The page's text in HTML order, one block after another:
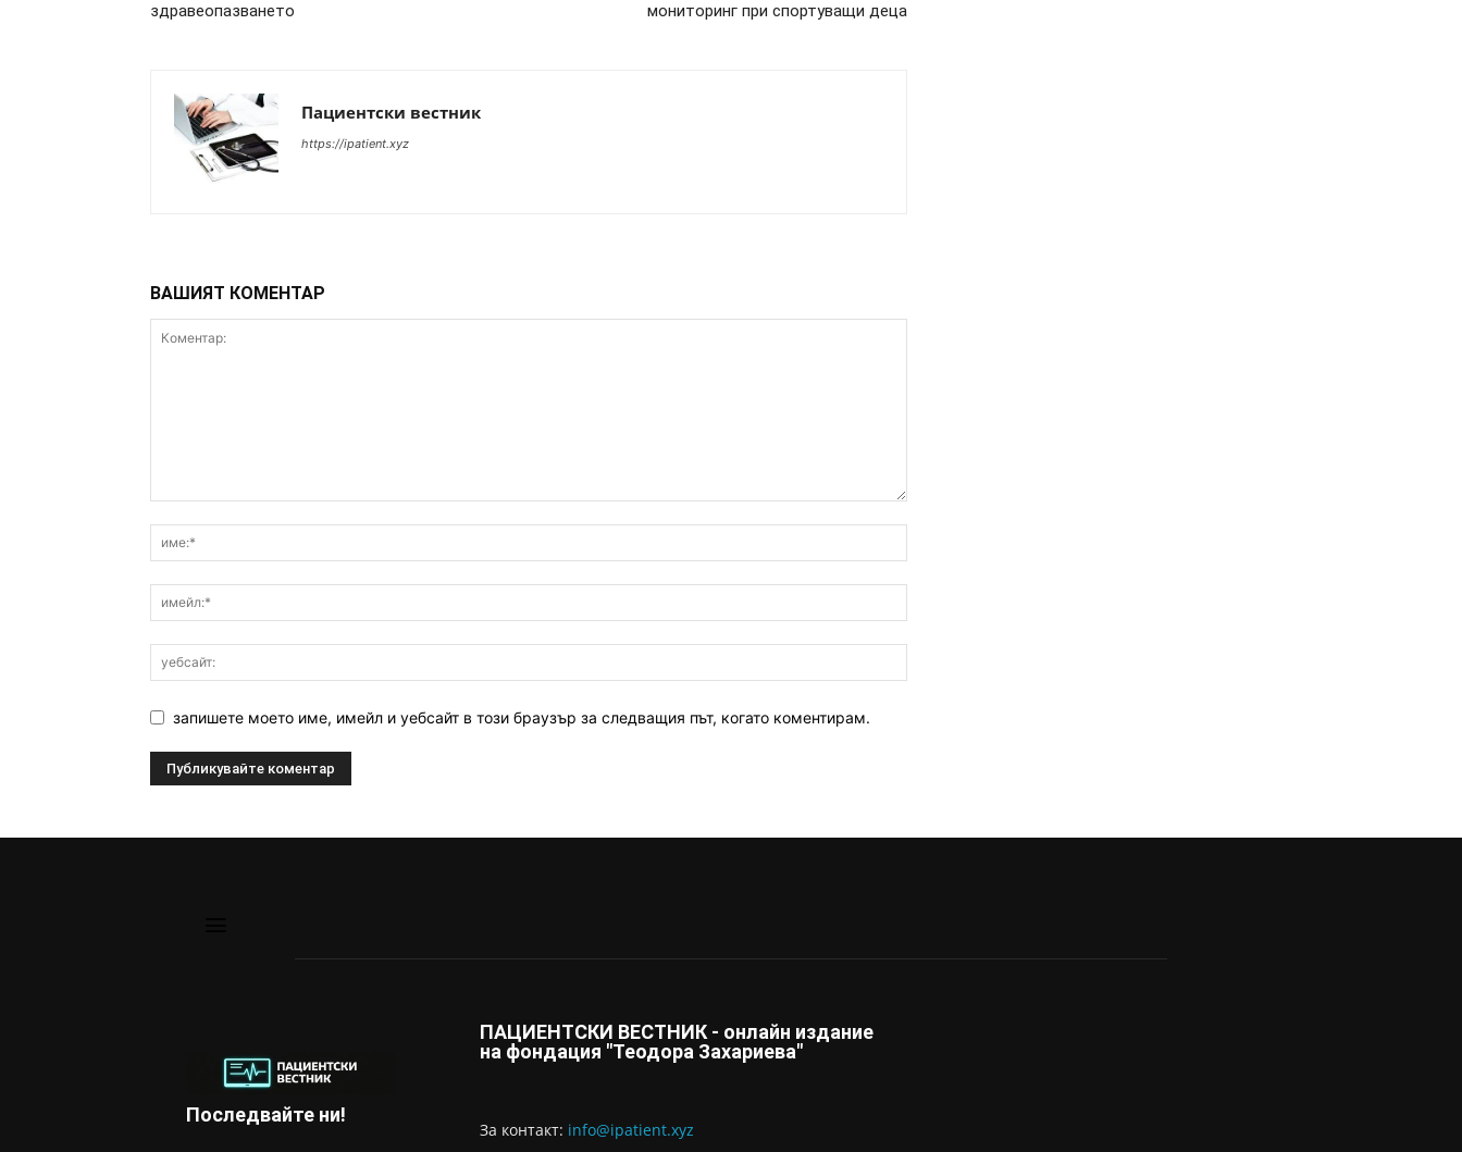
здравеопазването
мониторинг при спортуващи деца
Пациентски вестник
https://ipatient.xyz
ВАШИЯТ КОМЕНТАР
запишете моето име, имейл и уебсайт в този браузър за следващия път, когато коментирам.
Последвайте ни!
ПАЦИЕНТСКИ ВЕСТНИК - онлайн издание
на фондация "Теодора Захариева"
За контaкт: info@ipatient.xyz